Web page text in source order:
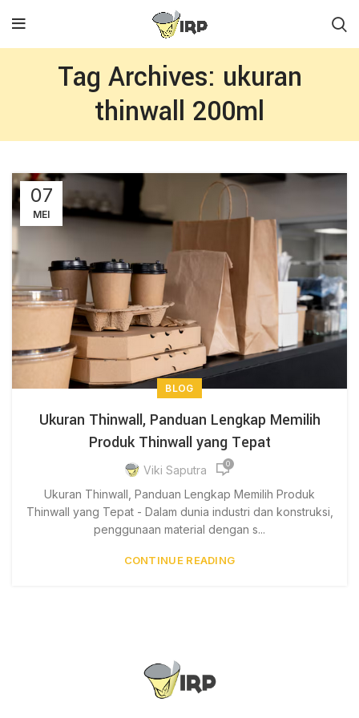
Tag Archives: ukuran
thinwall 200ml
07
MEI
BLOG
Ukuran Thinwall, Panduan Lengkap Memilih
Produk Thinwall yang Tepat
Viki Saputra 0
Ukuran Thinwall, Panduan Lengkap Memilih Produk
Thinwall yang Tepat - Dalam dunia industri dan konstruksi,
penggunaan material dengan s...
CONTINUE READING